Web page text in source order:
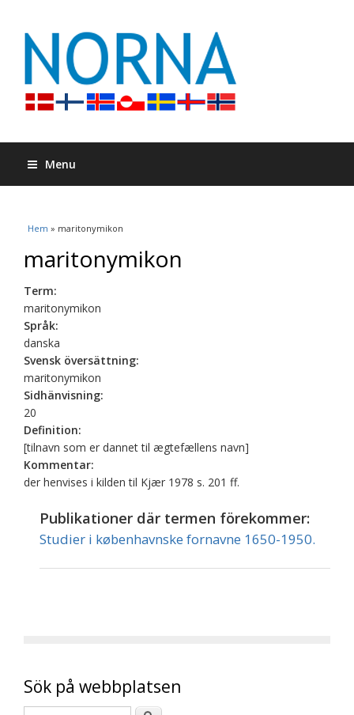
Menu
Du är här
Hem » maritonymikon
maritonymikon
Term:
maritonymikon
Språk:
danska
Svensk översättning:
maritonymikon
Sidhänvisning:
20
Definition:
[tilnavn som er dannet til ægtefællens navn]
Kommentar:
der henvises i kilden til Kjær 1978 s. 201 ff.
Publikationer där termen förekommer:
Studier i københavnske fornavne 1650-1950.
Sök på webbplatsen